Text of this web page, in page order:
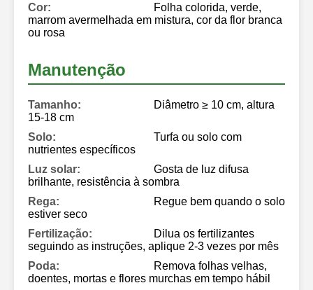
Cor:
Folha colorida, verde,
marrom avermelhada em mistura, cor da flor branca
ou rosa
Manutenção
Tamanho:
Diâmetro ≥ 10 cm, altura
15-18 cm
Solo:
Turfa ou solo com
nutrientes específicos
Luz solar:
Gosta de luz difusa
brilhante, resistência à sombra
Rega:
Regue bem quando o solo
estiver seco
Fertilização:
Dilua os fertilizantes
seguindo as instruções, aplique 2-3 vezes por mês
Poda:
Remova folhas velhas,
doentes, mortas e flores murchas em tempo hábil